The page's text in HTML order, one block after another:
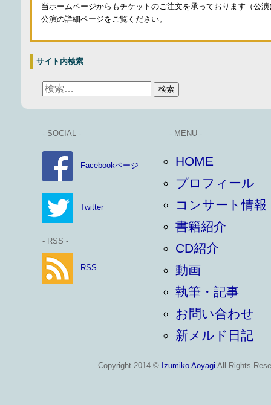
当ホームページからもチケットのご注文を承っております（公
公演の詳細ページをご覧ください。
サイト内検索
- SOCIAL -
Facebookページ
Twitter
- RSS -
RSS
- MENU -
HOME
プロフィール
コンサート情報
書籍紹介
CD紹介
動画
執筆・記事
お問い合わせ
新メルド日記
Copyright 2014 © Izumiko Aoyagi All Rights